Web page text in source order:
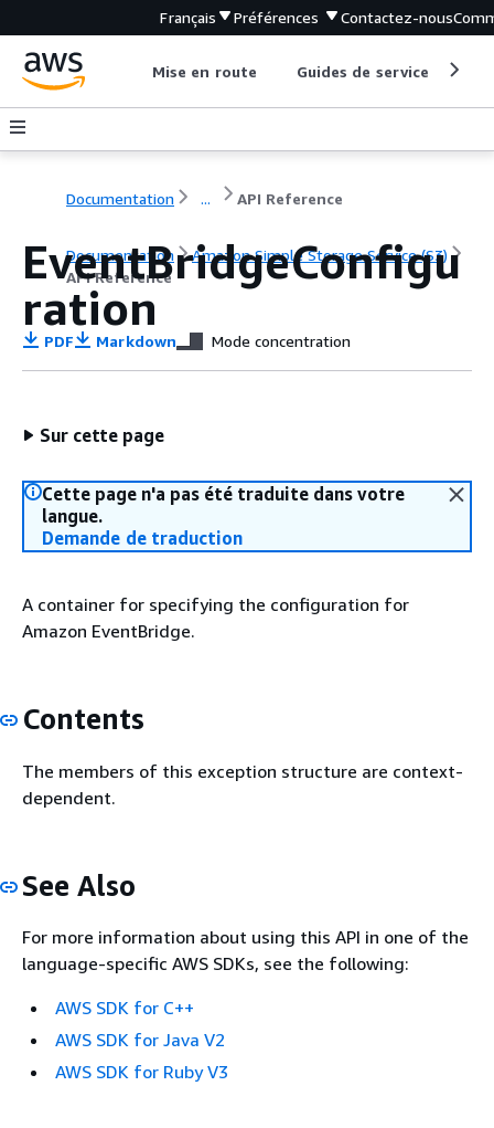
Français Préférences Contactez-nous
Mise en route Guides de service
Documentation ... API Reference
Documentation
Amazon Simple Storage Service (S3)
API Reference
EventBridgeConfigu
ration
PDF Markdown Mode concentration
Sur cette page
Cette page n'a pas été traduite dans votre
langue.
Demande de traduction
A container for specifying the configuration for
Amazon EventBridge.
Contents
The members of this exception structure are context-
dependent.
See Also
For more information about using this API in one of the
language-specific AWS SDKs, see the following:
AWS SDK for C++
AWS SDK for Java V2
AWS SDK for Ruby V3